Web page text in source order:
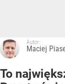
Autor:
Maciej
To